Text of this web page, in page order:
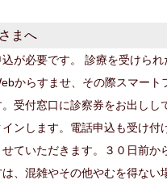
まへ
が必要です。 診療を受けら
からすませ、 その際スマート
。受付窓口に診察券をお出しし
ンします。電話申込も受け付
ていただきます。３０ 日前か
、混雑やその他やむを得ない